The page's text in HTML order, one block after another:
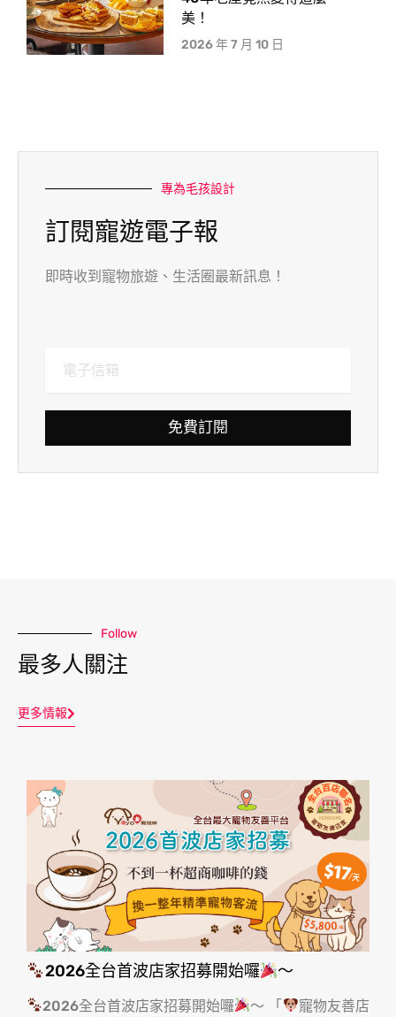
美！
2026 年 7 月 10 日
專為毛孩設計
訂閱寵遊電子報
即時收到寵物旅遊、生活圈最新訊息！
免費訂閱
Follow
最多人關注
更多情報
2026全台首波店家招募開始囉 ～
2026全台首波店家招募開始囉 ～ 「
寵物友善店